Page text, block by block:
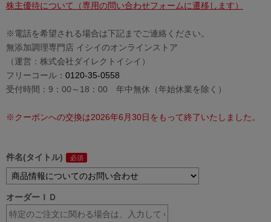
株主優待について（専用の問い合わせフォームに遷移します）
※電話を希望される場合は下記までご連絡ください。
無添加調理専門店 イシイのオンラインストア
（運営：株式会社ダイレクトイシイ）
フリーコール： 0120-35-0558
受付時間：9：00～18：00 年中無休（年始休業を除く）
※クーポンへの交換は2026年6月30日をもって終了いたしました。
件名(タイトル)
オーダーＩＤ